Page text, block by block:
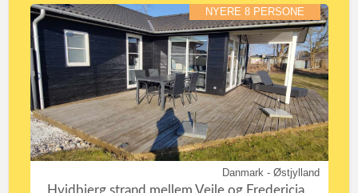
NYERE 8 PERSONE
Danmark - Østjylland